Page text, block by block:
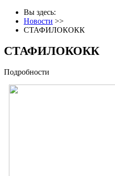
Вы здесь:
Новости >>
СТАФИЛОКОКК
СТАФИЛОКОКК
Подробности